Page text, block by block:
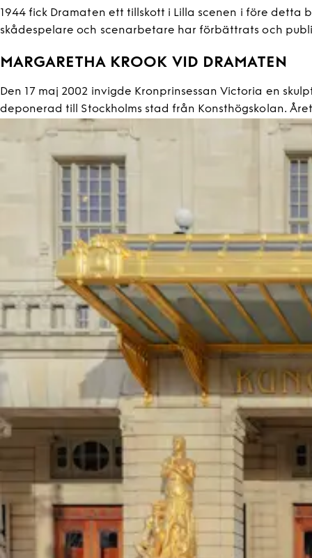
1944 fick Dramaten ett tillskott i Lilla scenen i före
skådespelare och scenarbetare har förbättrats och
MARGARETHA KROOK VID DRAMATEN
Den 17 maj 2002 invigde Kronprinsessan Victoria en
deponerad till Stockholms stad från Konsthögskolan.